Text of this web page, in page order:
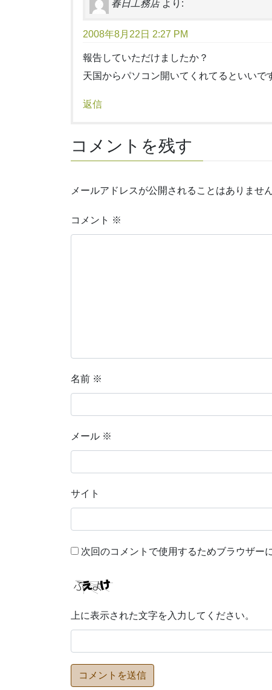
春日工務店 より:
2008年8月22日 2:27 PM
報告していただけましたか？
天国からパソコン開いてくれてるといいで
返信
コメントを残す
メールアドレスが公開されることはありません
コメント ※
名前 ※
メール ※
サイト
次回のコメントで使用するためブラウザー
上に表示された文字を入力してください。